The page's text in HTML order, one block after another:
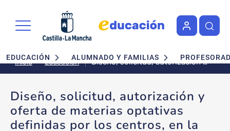
Navegación principal
EDUCACIÓN ALUMNADO Y FAMILIAS
Inicio Educación
Diseño, solicitud, autorización y
oferta de materias optativas
etapa de Educación Secundaria.
Diseño, solicitud, autorización y
oferta de materias optativas
definidas por los centros, en la